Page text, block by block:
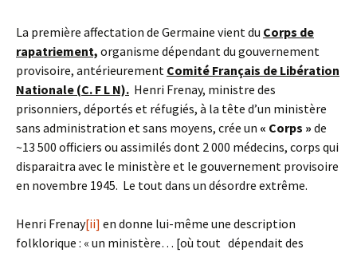
La première affectation de Germaine vient du Corps de
rapatriement, organisme dépendant du gouvernement
provisoire, antérieurement Comité Français de Libération
Nationale (C. F L N). Henri Frenay, ministre des
prisonniers, déportés et réfugiés, à la tête d’un ministère
sans administration et sans moyens, crée un « Corps » de
~13 500 officiers ou assimilés dont 2 000 médecins, corps qui
disparaitra avec le ministère et le gouvernement provisoire
en novembre 1945. Le tout dans un désordre extrême.
Henri Frenay[ii] en donne lui-même une description
folklorique : « un ministère… [où tout dépendait des